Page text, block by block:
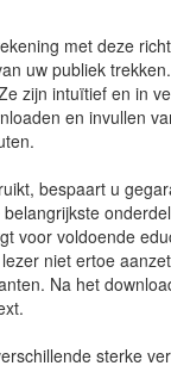
met deze
uw publiek
zijn intuïtief en in
en invullen
bespaart u
voor voldoende
niet ertoe
Na het
sterke